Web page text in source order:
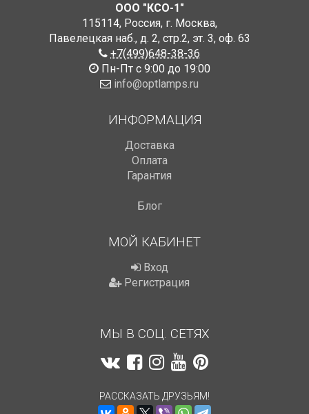
ООО "КСО-1"
115114, Россия, г. Москва,
Павелецкая наб., д. 2, стр.2, эт. 3, оф. 63
+7(499)648-38-36
Пн-Пт с 9:00 до 19:00
info@optlamps.ru
ИНФОРМАЦИЯ
Доставка
Оплата
Гарантия
Блог
МОЙ КАБИНЕТ
Вход
Регистрация
МЫ В СОЦ. СЕТЯХ
РАССКАЗАТЬ ДРУЗЬЯМ!